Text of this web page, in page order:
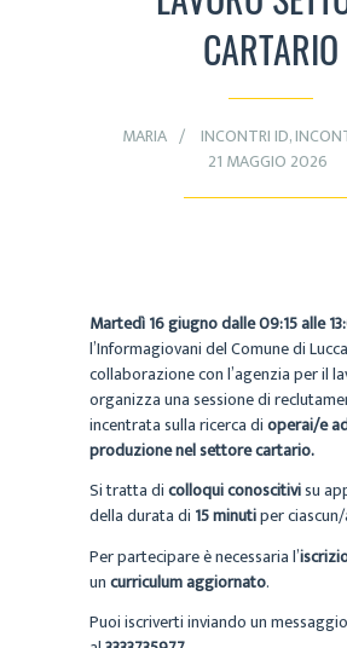
CARTARIO
MARIA INCONTRI ID,
21 MAGGIO 2026
Martedì 16 giugno dalle 09:15 alle
l’Informagiovani del Comune di
collaborazione con l’agenzia per il
organizza una sessione di
incentrata sulla ricerca dioperai/e
produzione nel settore cartario.
Si tratta dicolloqui conoscitivisu
della durata di 15 minutiper
Per partecipare è necessaria l’
uncurriculum aggiornato.
Puoi iscriverti inviando un